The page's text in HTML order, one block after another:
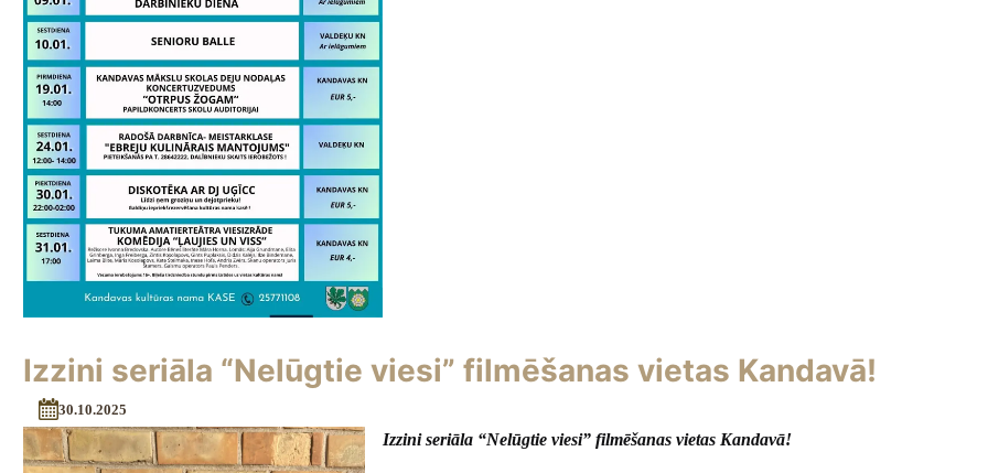
Izzini seriāla “Nelūgtie viesi” filmēšanas vietas Kandavā!
30.10.2025
Izzini seriāla “Nelūgtie viesi” filmēšanas vietas Kandavā!